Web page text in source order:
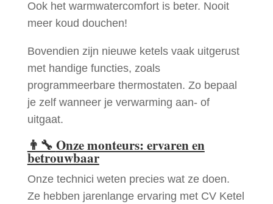
Ook het warmwatercomfort is beter. Nooit
meer koud douchen!
Bovendien zijn nieuwe ketels vaak uitgerust
met handige functies, zoals
programmeerbare thermostaten. Zo bepaal
je zelf wanneer je verwarming aan- of
uitgaat.
👨‍🔧 Onze monteurs: ervaren en
betrouwbaar
Onze technici weten precies wat ze doen.
Ze hebben jarenlange ervaring met CV Ketel